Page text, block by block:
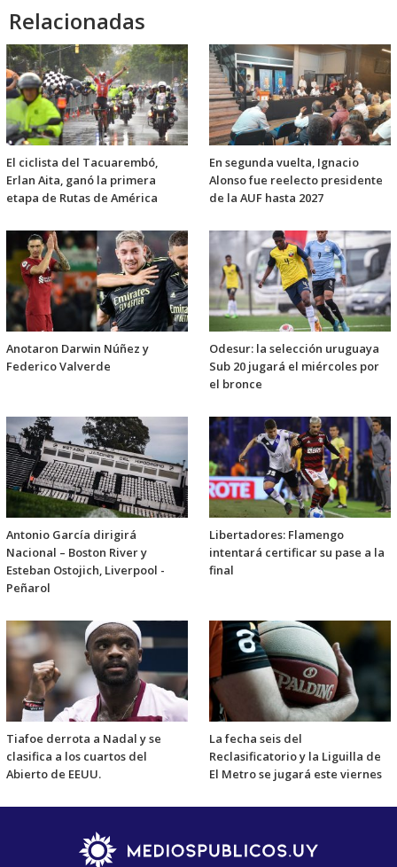
Relacionadas
El ciclista del Tacuarembó,
Erlan Aita, ganó la primera
etapa de Rutas de América
En segunda vuelta, Ignacio
Alonso fue reelecto presidente
de la AUF hasta 2027
Anotaron Darwin Núñez y
Federico Valverde
Odesur: la selección uruguaya
Sub 20 jugará el miércoles por
el bronce
Antonio García dirigirá
Nacional – Boston River y
Esteban Ostojich, Liverpool -
Peñarol
Libertadores: Flamengo
intentará certificar su pase a la
final
Tiafoe derrota a Nadal y se
clasifica a los cuartos del
Abierto de EEUU.
La fecha seis del
Reclasificatorio y la Liguilla de
El Metro se jugará este viernes